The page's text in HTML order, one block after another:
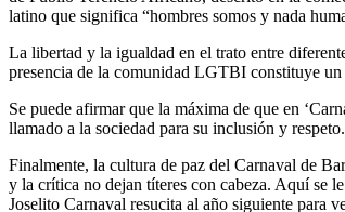
latino que significa “hombres somos y nada
La libertad y la igualdad en el trato entre
presencia de la comunidad LGTBI constituye
Se puede afirmar que la máxima de que en
llamado a la sociedad para su inclusión y respeto.
Finalmente, la cultura de paz del Carnaval de
y la crítica no dejan títeres con cabeza. Aquí se
Joselito Carnaval resucita al año siguiente para